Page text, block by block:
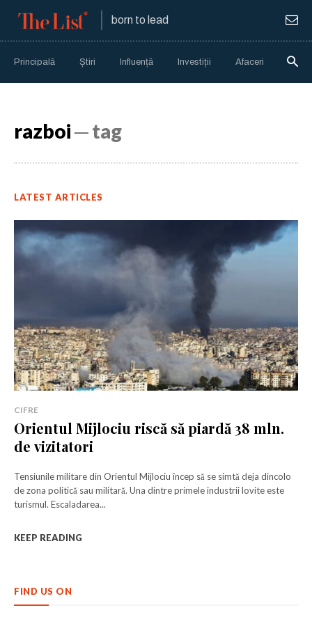
born to lead
Principală Știri Influență Investiții Afaceri
razboi─ tag
LATEST ARTICLES
CIFRE
Orientul Mijlociu riscă să piardă 38 mln.
de vizitatori
Tensiunile militare din Orientul Mijlociu încep să se simtă deja dincolo
de zona politică sau militară. Una dintre primele industrii lovite este
turismul. Escaladarea...
KEEP READING
FIND US ON